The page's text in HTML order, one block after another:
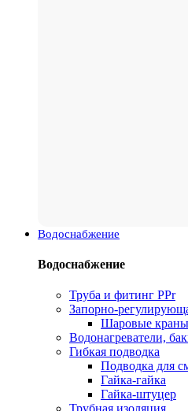
Водоснабжение
Водоснабжение
Труба и фитинг PPr
Запорно-
Шаровые краны
Водонагреватели,
Гибкая подводка
Подводка для
Гайка-гайка
Гайка-штуцер